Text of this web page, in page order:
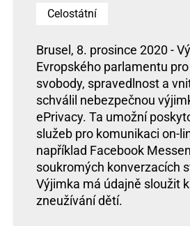
Celostátní
Brusel, 8. prosince 2020 -
Evropského parlamentu
svobody, spravedlnost a
schválil nebezpečnou
ePrivacy. Ta umožní
služeb pro komunikaci on-
například Facebook
soukromých konverzacích
Výjimka má údajně sloužit
zneužívání dětí.